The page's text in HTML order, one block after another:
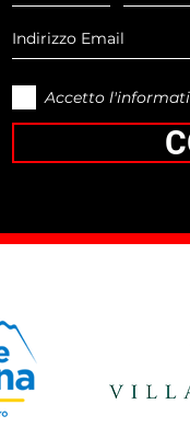
Accetto